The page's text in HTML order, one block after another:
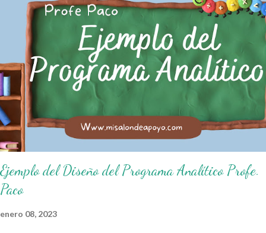
fundamental de las normas de clases o reglamento de aula buscan
formar aprendientes que desde pequeños, entiendan, analizan y
practiquen las grandes responsabilidades que conlleva ser un buen
ciudadano. A continuación les compartimos algunos ejemplos de reglas
de salón de clases: 1. Cumplo con mis tareas y trabajos. 2. Cuidado mi
higiene personal. 3. Levanto la mano para hablar. 4. Pido permiso para
ir al baño 5. Deposito la basura en su lugar. 6. Cumplo con mis útiles
esc...
Ejemplo del Diseño del Programa Analítico Profe.
Paco
enero 08, 2023